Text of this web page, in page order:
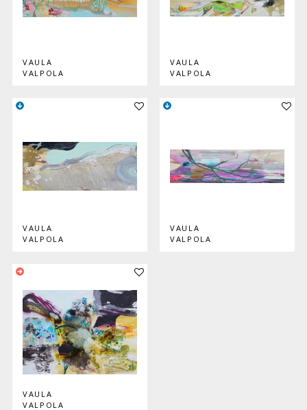
VAULA
VALPOLA
VAULA
VALPOLA
Lisää teos kokoelmaan
VAULA
VALPOLA
Lisää
VAULA
VALPOLA
Lisää teos kokoelmaan
VAULA
VALPOLA